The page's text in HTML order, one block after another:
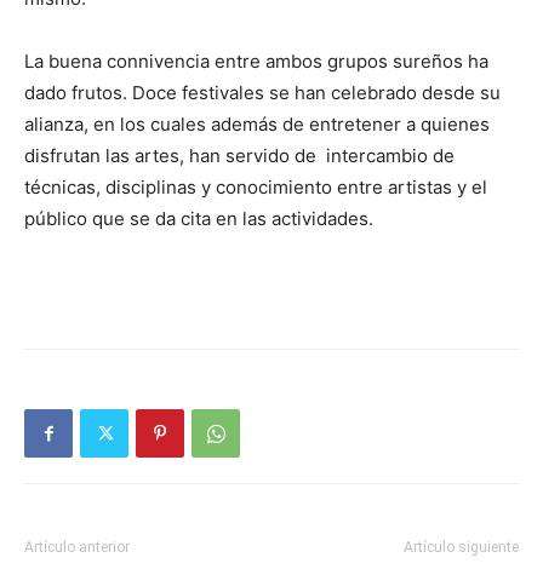
La buena connivencia entre ambos grupos sureños ha
dado frutos. Doce festivales se han celebrado desde su
alianza, en los cuales además de entretener a quienes
disfrutan las artes, han servido de intercambio de
técnicas, disciplinas y conocimiento entre artistas y el
público que se da cita en las actividades.
Artículo anterior Artículo siguiente